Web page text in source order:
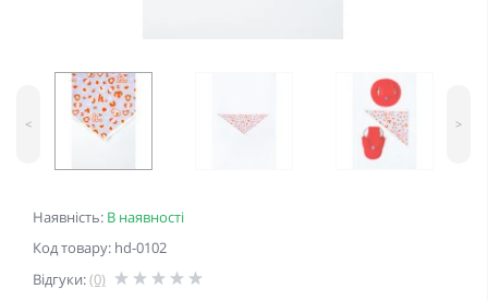
Наявність: В наявності
Код товару: hd-0102
Відгуки:(0)
< >